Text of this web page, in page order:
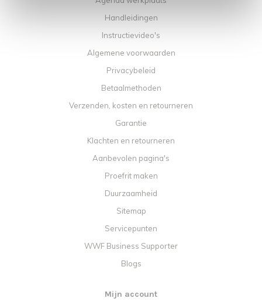
Handleidingen
Instructievideo's
Algemene voorwaarden
Privacybeleid
Betaalmethoden
Verzenden, kosten en retourneren
Garantie
Klachten en retourneren
Aanbevolen pagina's
Proefrit maken
Duurzaamheid
Sitemap
Servicepunten
WWF Business Supporter
Blogs
Mijn account